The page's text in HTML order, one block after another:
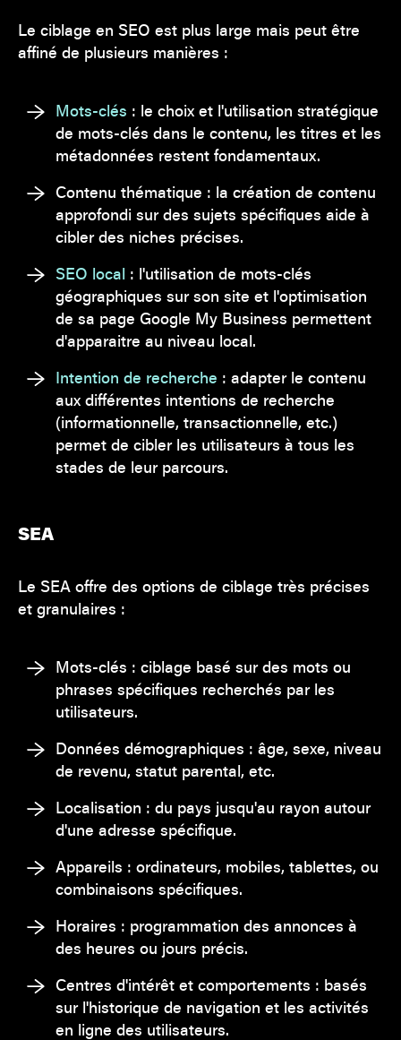
Le ciblage en SEO est plus large mais peut être
affiné de plusieurs manières :
Mots-clés : le choix et l'utilisation stratégique
de mots-clés dans le contenu, les titres et les
métadonnées restent fondamentaux.
Contenu thématique : la création de contenu
approfondi sur des sujets spécifiques aide à
cibler des niches précises.
SEO local : l'utilisation de mots-clés
géographiques sur son site et l'optimisation
de sa page Google My Business permettent
d'apparaitre au niveau local.
Intention de recherche : adapter le contenu
aux différentes intentions de recherche
(informationnelle, transactionnelle, etc.)
permet de cibler les utilisateurs à tous les
stades de leur parcours.
SEA
Le SEA offre des options de ciblage très précises
et granulaires :
Mots-clés : ciblage basé sur des mots ou
phrases spécifiques recherchés par les
utilisateurs.
Données démographiques : âge, sexe, niveau
de revenu, statut parental, etc.
Localisation : du pays jusqu'au rayon autour
d'une adresse spécifique.
Appareils : ordinateurs, mobiles, tablettes, ou
combinaisons spécifiques.
Horaires : programmation des annonces à
des heures ou jours précis.
Centres d'intérêt et comportements : basés
sur l'historique de navigation et les activités
en ligne des utilisateurs.